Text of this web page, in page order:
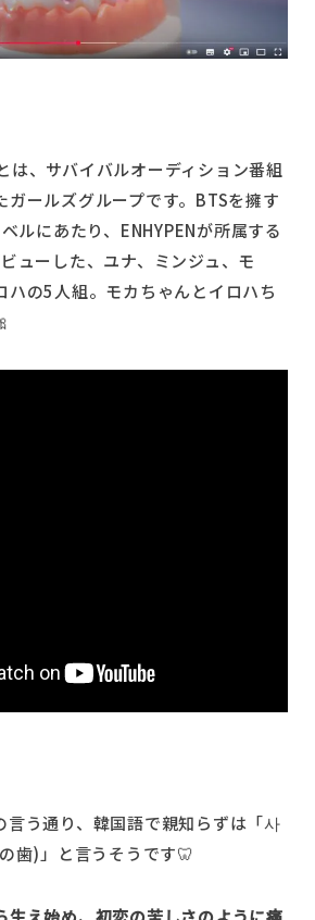
は、サバイバルオーディション番組
ガールズグループです。BTSを擁す
ルにあたり、ENHYPENが所属する
ューした、ユナ、ミンジュ、モ
ハの5人組。モカちゃんとイロハち
言う通り、韓国語で親知らずは「사
歯)」と言うそうです🦷